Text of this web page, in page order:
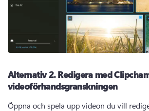
Alternativ 2.Redigera med
videoförhandsgranskningen
Öppna och spela upp videon du vill